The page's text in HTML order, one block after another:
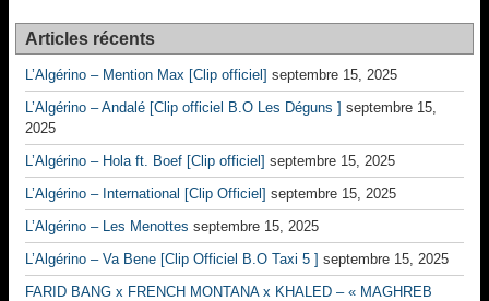
Articles récents
L’Algérino – Mention Max [Clip officiel] septembre 15, 2025
L’Algérino – Andalé [Clip officiel B.O Les Déguns ] septembre 15,
2025
L’Algérino – Hola ft. Boef [Clip officiel] septembre 15, 2025
L’Algérino – International [Clip Officiel] septembre 15, 2025
L’Algérino – Les Menottes septembre 15, 2025
L’Algérino – Va Bene [Clip Officiel B.O Taxi 5 ] septembre 15, 2025
FARID BANG x FRENCH MONTANA x KHALED – « MAGHREB